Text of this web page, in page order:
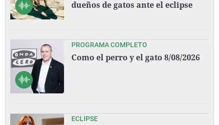
dueños de gatos ante el eclipse
PROGRAMA COMPLETO
Como el perro y el gato 8/08/2026
ECLIPSE